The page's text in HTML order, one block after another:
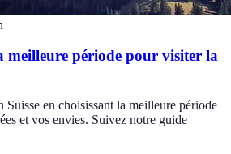
meilleure période pour visiter la
en choisissant la meilleure période
et vos envies. Suivez notre guide